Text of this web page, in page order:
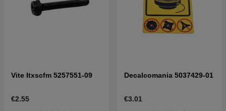
Vite Itxscfm 5257551-09
€2.55
Decalcomania 5037429-01
€3.01